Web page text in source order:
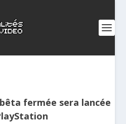
fermée sera lancée